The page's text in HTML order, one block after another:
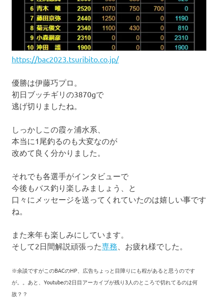
https://bac2023.tsuribito.co.jp/
優勝は伊藤巧プロ。
初日ブッチギリの3870gで
逃げ切りましたね。
しっかしこの霞ヶ浦水系、
本当に1尾釣るのも大変なのが
改めて良く分かりました。
それでも各選手がインタビューで
今後もバス釣り楽しみましょう、と
口々にメッセージを送ってくれていたのは嬉しい事です
ね。
また来年も楽しみにしています。
そして2日間解説頑張った専務 、お疲れ様でした。
※余談ですがこのBACのHP、広告ちょっと目障りにも程があると思うのです
が。。あと、Youtubeの2日目アーカイブが残り3人のところで切れてるのは何
故？？